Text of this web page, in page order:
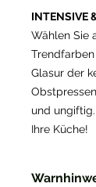
INTENSIVE
Wählen Sie
Trendfarben
Glasur der
und
Ihre Küche!